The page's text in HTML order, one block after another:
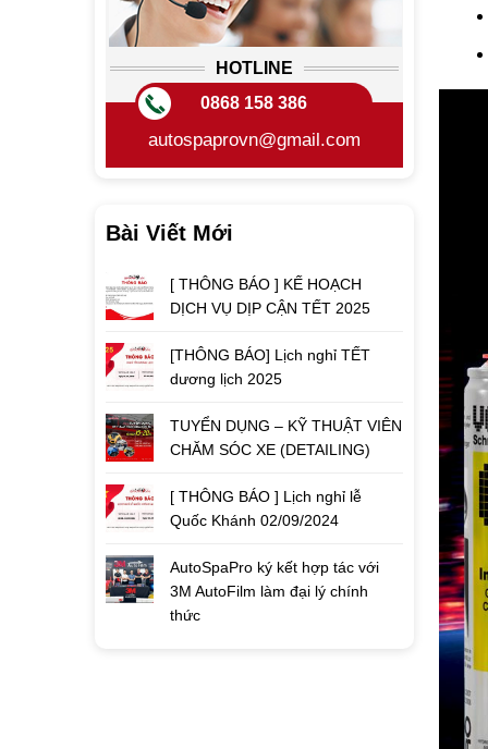
HOTLINE
0868 158 386
autospaprovn@gmail.com
Bài Viết Mới
[ THÔNG BÁO ] KẾ HOẠCH
DỊCH VỤ DỊP CẬN TẾT 2025
[THÔNG BÁO] Lịch nghỉ TẾT
dương lịch 2025
TUYỂN DỤNG – KỸ THUẬT VIÊN
CHĂM SÓC XE (DETAILING)
[ THÔNG BÁO ] Lịch nghỉ lễ
Quốc Khánh 02/09/2024
AutoSpaPro ký kết hợp tác với
3M AutoFilm làm đại lý chính
thức